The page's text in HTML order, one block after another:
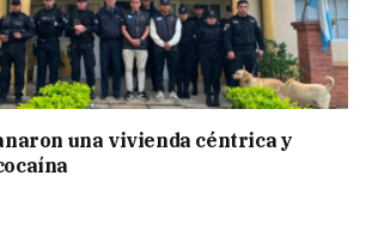
una vivienda céntrica y